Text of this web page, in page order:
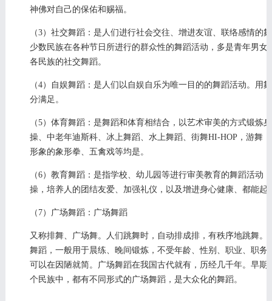
神佛对自己的保佑和赐福。
（3）社交舞蹈：是人们进行社会交往、增进友谊、联络感情
少数民族在各种节日所进行的群众性的舞蹈活动，多是青年男
各民族的社交舞蹈。
（4）自娱舞蹈：是人们以自娱自乐为唯一目的的舞蹈活动。
分满足。
（5）体育舞蹈：是舞蹈和体育相结合，以艺术审美的方式锻
操、中老年迪斯科、冰上舞蹈、水上舞蹈、街舞HI-HOP，游舞
形象的象形拳、五禽戏等均是。
（6）教育舞蹈：是指学校、幼儿园等进行审美教育的舞蹈活
操，培养人的团结友爱、加强礼仪，以及增进身心健康、都能起
（7）广场舞蹈：广场舞蹈
又称排舞、广场舞。人们跳舞时，自动排成排，有秩序地跳舞
舞蹈，一般用于晨练、晚间锻炼，不受年龄、性别、职业、职
可以在因陋就简。广场舞蹈在我国古代就有，历经几千年。早
个民族中，都有不同形式的广场舞蹈，是大众化的舞蹈。